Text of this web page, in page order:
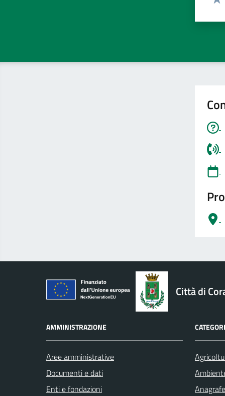
logo Unione Europea
Città di
AMMINISTRAZIONE
Aree amministrative
Documenti e dati
Enti e fondazioni